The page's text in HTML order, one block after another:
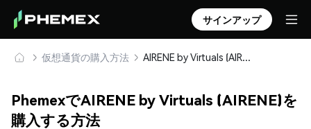
サインアップ
仮想通貨の購入方法 AIRENE by Virtuals (AIRENE) を安全に購入・保管
PhemexでAIRENE by Virtuals (AIRENE)を
購入する方法